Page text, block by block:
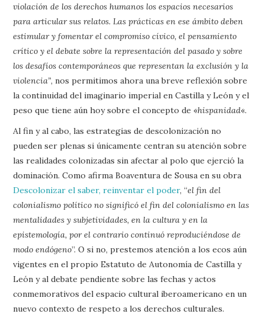
violación de los derechos humanos los espacios necesarios
para articular sus relatos. Las prácticas en ese ámbito deben
estimular y fomentar el compromiso cívico, el pensamiento
crítico y el debate sobre la representación del pasado y sobre
los desafíos contemporáneos que representan la exclusión y la
violencia”, nos permitimos ahora una breve reflexión sobre
la continuidad del imaginario imperial en Castilla y León y el
peso que tiene aún hoy sobre el concepto de «hispanidad«.
Al fin y al cabo, las estrategias de descolonización no
pueden ser plenas si únicamente centran su atención sobre
las realidades colonizadas sin afectar al polo que ejerció la
dominación. Como afirma Boaventura de Sousa en su obra
Descolonizar el saber, reinventar el poder, “el fin del
colonialismo político no significó el fin del colonialismo en las
mentalidades y subjetividades, en la cultura y en la
epistemología, por el contrario continuó reproduciéndose de
modo endógeno”. O si no, prestemos atención a los ecos aún
vigentes en el propio Estatuto de Autonomía de Castilla y
León y al debate pendiente sobre las fechas y actos
conmemorativos del espacio cultural iberoamericano en un
nuevo contexto de respeto a los derechos culturales.